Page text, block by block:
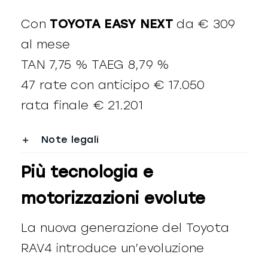
Con TOYOTA EASY NEXT da € 309
al mese
TAN 7,75 % TAEG 8,79 %
47 rate con anticipo € 17.050
rata finale € 21.201
Note legali
Più tecnologia e
motorizzazioni evolute
La nuova generazione del Toyota
RAV4 introduce un’evoluzione